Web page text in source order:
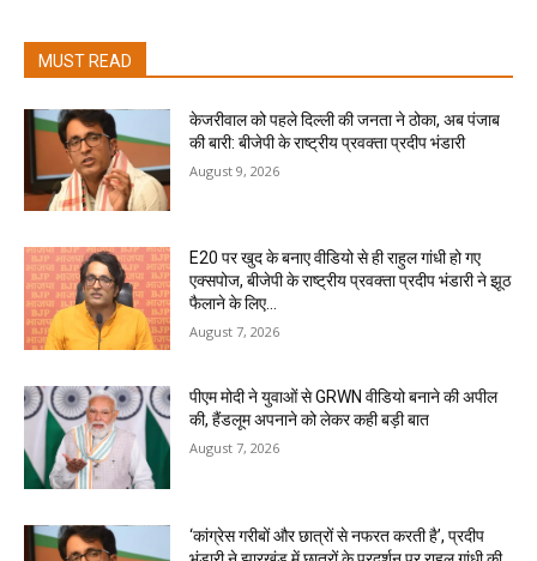
MUST READ
केजरीवाल को पहले दिल्ली की जनता ने ठोका, अब पंजाब
की बारी: बीजेपी के राष्ट्रीय प्रवक्ता प्रदीप भंडारी
August 9, 2026
E20 पर खुद के बनाए वीडियो से ही राहुल गांधी हो गए
एक्सपोज, बीजेपी के राष्ट्रीय प्रवक्ता प्रदीप भंडारी ने झूठ
फैलाने के लिए...
August 7, 2026
पीएम मोदी ने युवाओं से GRWN वीडियो बनाने की अपील
की, हैंडलूम अपनाने को लेकर कही बड़ी बात
August 7, 2026
‘कांग्रेस गरीबों और छात्रों से नफरत करती है’, प्रदीप